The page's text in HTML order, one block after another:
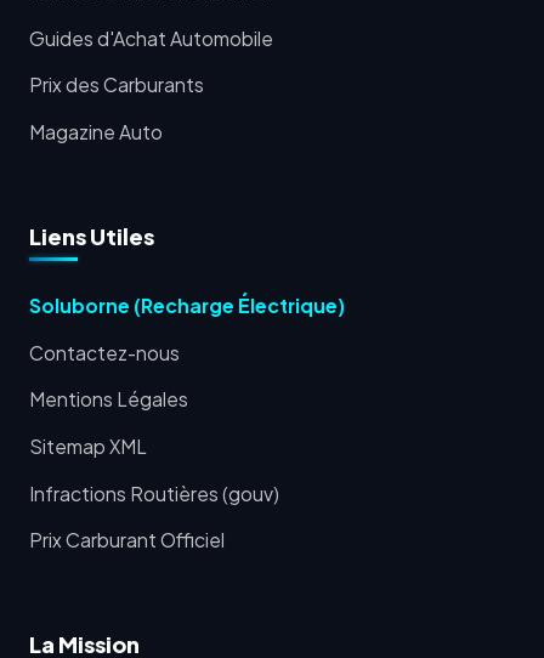
Guides d'Achat Automobile
Prix des Carburants
Magazine Auto
Liens Utiles
Soluborne (Recharge Électrique)
Contactez-nous
Mentions Légales
Sitemap XML
Infractions Routières (gouv)
Prix Carburant Officiel
La Mission